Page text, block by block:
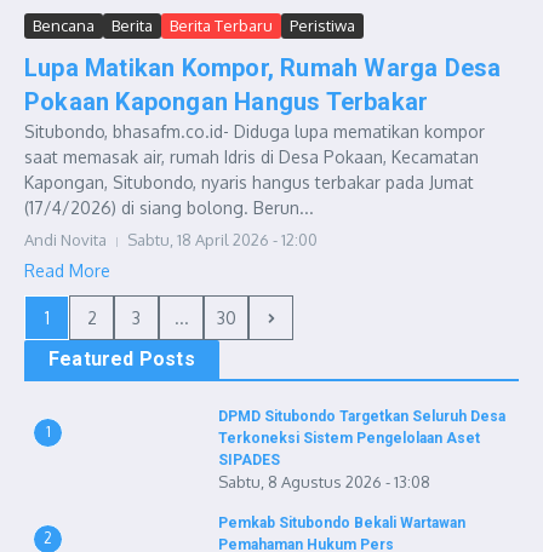
Bencana Berita Berita Terbaru Peristiwa
Lupa Matikan Kompor, Rumah Warga Desa
Pokaan Kapongan Hangus Terbakar
Situbondo, bhasafm.co.id- Diduga lupa mematikan kompor
saat memasak air, rumah Idris di Desa Pokaan, Kecamatan
Kapongan, Situbondo, nyaris hangus terbakar pada Jumat
(17/4/2026) di siang bolong. Berun...
Andi Novita Sabtu, 18 April 2026 - 12:00
Read More
1 2 3 ... 30
Featured Posts
1
DPMD Situbondo Targetkan Seluruh Desa
Terkoneksi Sistem Pengelolaan Aset
SIPADES
Sabtu, 8 Agustus 2026 - 13:08
2
Pemkab Situbondo Bekali Wartawan
Pemahaman Hukum Pers